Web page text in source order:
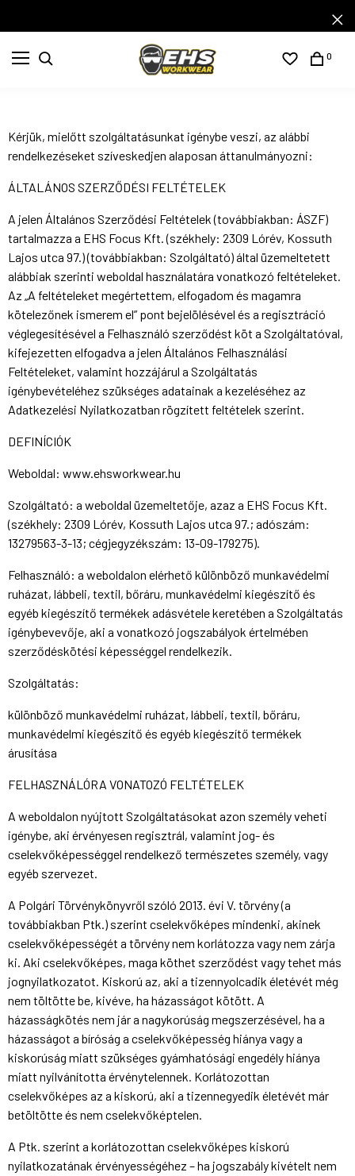
0
Kérjük, mielőtt szolgáltatásunkat igénybe veszi, az alábbi
rendelkezéseket szíveskedjen alaposan áttanulmányozni:
ÁLTALÁNOS SZERZŐDÉSI FELTÉTELEK
A jelen Általános Szerződési Feltételek (továbbiakban: ÁSZF)
tartalmazza a EHS Focus Kft. (székhely: 2309 Lórév, Kossuth
Lajos utca 97.) (továbbiakban: Szolgáltató) által üzemeltetett
alábbiak szerinti weboldal használatára vonatkozó feltételeket.
Az „A feltételeket megértettem, elfogadom és magamra
kötelezőnek ismerem el” pont bejelölésével és a regisztráció
véglegesítésével a Felhasználó szerződést köt a Szolgáltatóval,
kifejezetten elfogadva a jelen Általános Felhasználási
Feltételeket, valamint hozzájárul a Szolgáltatás
igénybevételéhez szükséges adatainak a kezeléséhez az
Adatkezelési Nyilatkozatban rögzített feltételek szerint.
DEFINÍCIÓK
Weboldal: www.ehsworkwear.hu
Szolgáltató: a weboldal üzemeltetője, azaz a EHS Focus Kft.
(székhely: 2309 Lórév, Kossuth Lajos utca 97.; adószám:
13279563-3-13; cégjegyzékszám: 13-09-179275).
Felhasználó: a weboldalon elérhető különböző munkavédelmi
ruházat, lábbeli, textil, bőráru, munkavédelmi kiegészítő és
egyéb kiegészítő termékek adásvétele keretében a Szolgáltatás
igénybevevője, aki a vonatkozó jogszabályok értelmében
szerződéskötési képességgel rendelkezik.
Szolgáltatás:
különböző munkavédelmi ruházat, lábbeli, textil, bőráru,
munkavédelmi kiegészítő és egyéb kiegészítő termékek
árusítása
FELHASZNÁLÓRA VONATOZÓ FELTÉTELEK
A weboldalon nyújtott Szolgáltatásokat azon személy veheti
igénybe, aki érvényesen regisztrál, valamint jog- és
cselekvőképességgel rendelkező természetes személy, vagy
egyéb szervezet.
A Polgári Törvénykönyvről szóló 2013. évi V. törvény (a
továbbiakban Ptk.) szerint cselekvőképes mindenki, akinek
cselekvőképességét a törvény nem korlátozza vagy nem zárja
ki. Aki cselekvőképes, maga köthet szerződést vagy tehet más
jognyilatkozatot. Kiskorú az, aki a tizennyolcadik életévét még
nem töltötte be, kivéve, ha házasságot kötött. A
házasságkötés nem jár a nagykorúság megszerzésével, ha a
házasságot a bíróság a cselekvőképesség hiánya vagy a
kiskorúság miatt szükséges gyámhatósági engedély hiánya
miatt nyilvánította érvénytelennek. Korlátozottan
cselekvőképes az a kiskorú, aki a tizennegyedik életévét már
betöltötte és nem cselekvőképtelen.
A Ptk. szerint a korlátozottan cselekvőképes kiskorú
nyilatkozatának érvényességéhez – ha jogszabály kivételt nem